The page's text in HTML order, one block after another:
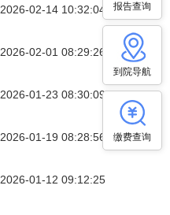
报告查询
到院导航
缴费查询
2026-02-14 10:32:04
2026-02-01 08:29:26
2026-01-23 08:30:09
2026-01-19 08:28:56
2026-01-12 09:12:25